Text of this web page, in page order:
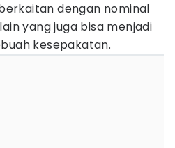
dengan nominal
yang juga bisa menjadi
kesepakatan.